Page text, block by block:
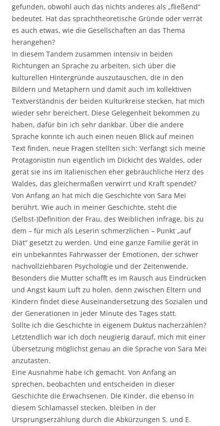
gefunden, obwohl auch das nichts anderes als „fließend“
bedeutet. Hat das sprachtheoretische Gründe oder verrät
es auch etwas, wie die Gesellschaften an das Thema
herangehen?
In diesem Tandem zusammen intensiv in beiden
Richtungen an Sprache zu arbeiten, sich über die
kulturellen Hintergründe auszutauschen, die in den
Bildern und Metaphern und damit auch im kollektiven
Textverständnis der beiden Kulturkreise stecken, hat mich
wieder sehr bereichert. Diese Gelegenheit bekommen zu
haben, dafür bin ich sehr dankbar. Über die andere
Sprache konnte ich auch einen neuen Blick auf meinen
Text finden, neue Fragen stellten sich: Verfängt sich meine
Protagonistin nun eigentlich im Dickicht des Waldes, oder
gerät sie ins im Italienischen eher gebräuchliche Herz des
Waldes, das gleichermaßen verwirrt und Kraft spendet?
Von Anfang an hat mich die Geschichte von Sara Mei
berührt. Wie auch in meiner Geschichte, steht die
(Selbst-)Definition der Frau, des Weiblichen infrage, bis zu
dem – für mich als Leserin schmerzlichen – Punkt „auf
Diät“ gesetzt zu werden. Und eine ganze Familie gerät in
ein unbekanntes Fahrwasser der Emotionen, der schwer
nachvollziehbaren Psychologie und der Zeitenwende.
Besonders die Mutter schafft es im Rausch aus Eindrücken
und Angst kaum Luft zu holen, denn zwischen Eltern und
Kindern findet diese Auseinandersetzung des Sozialen und
der Generationen in jeder Minute des Tages statt.
Sollte ich die Geschichte in eigenem Duktus nacherzählen?
Letztendlich war ich doch neugierig darauf, mich mit einer
Übersetzung möglichst genau an die Sprache von Sara Mei
anzutasten.
Eine Ausnahme habe ich gemacht. Von Anfang an
sprechen, beobachten und entscheiden in dieser
Geschichte die Erwachsenen. Die Kinder, die ebenso in
diesem Schlamassel stecken, bleiben in der
Ursprungserzählung durch die Abkürzungen S. und E.